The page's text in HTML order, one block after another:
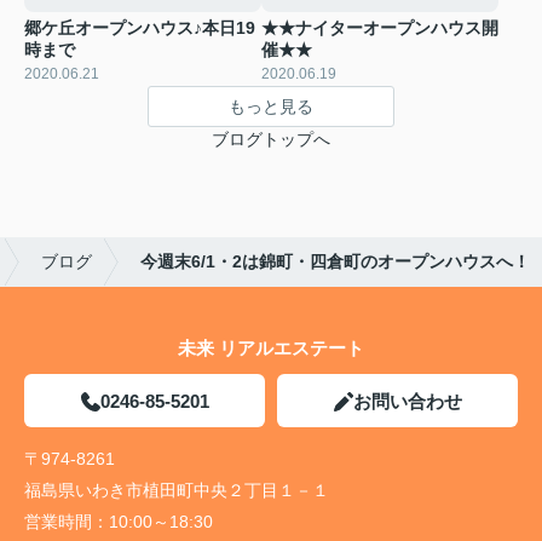
郷ケ丘オープンハウス♪本日19
時まで
2020.06.21
★★ナイターオープンハウス開
催★★
2020.06.19
もっと見る
ブログトップへ
ブログ 今週末6/1・2は錦町・四倉町のオープンハウスへ！
未来 リアルエステート
0246-85-5201 お問い合わせ
〒974-8261
福島県いわき市植田町中央２丁目１－１
営業時間： 10:00～18:30